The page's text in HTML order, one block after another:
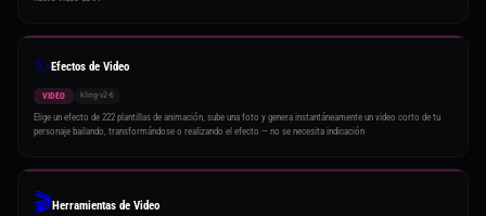
✨Efectos de Video
VIDEO kling-v2-6
Elige un efecto de 222 plantillas de animación, sube una foto y genera instantáneamente un video corto de tu
personaje bailando, transformándose o realizando el efecto — no se necesita indicación
🎬Herramientas de Video